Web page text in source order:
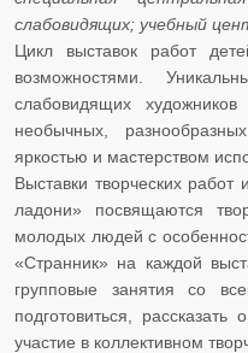
слабовидящих; учебный
​​​​​​​Цикл выставок работ
возможностями.
слабовидящих
необычных,
яркостью и мастерством
Выставки творческих
ладони» посвящаются
молодых людей с
«Странник» на каждой
групповые занятия со
подготовиться,
участие в коллективном